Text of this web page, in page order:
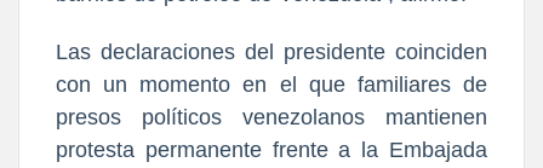
Las declaraciones del presidente coinciden
con un momento en el que familiares de
presos políticos venezolanos mantienen
protesta permanente frente a la Embajada